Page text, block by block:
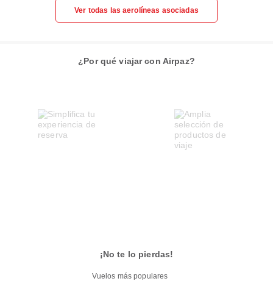
Ver todas las aerolíneas asociadas
¿Por qué viajar con Airpaz?
¡No te lo pierdas!
Vuelos más populares